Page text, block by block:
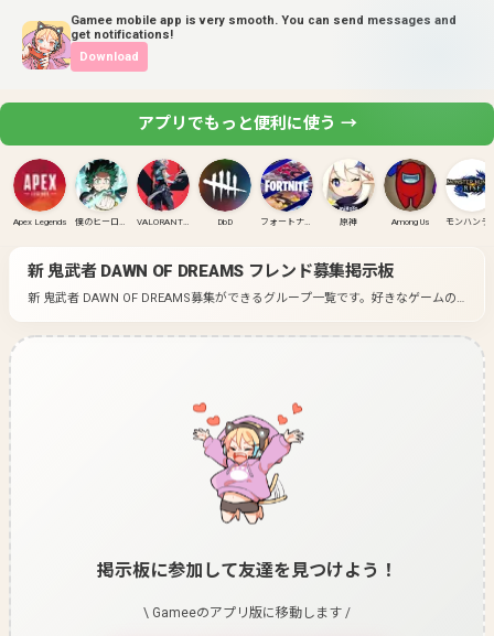
Gamee mobile app is very smooth. You can send messages and
get notifications!
Download
アプリでもっと便利に使う →
Apex Legends 僕のヒーローアカデミア ULTRA RUMBLE VALORANT(PC) DbD フォートナイト 原神 Among Us
新 鬼武者 DAWN OF DREAMS フレンド募集掲示板
新 鬼武者 DAWN OF DREAMS募集ができるグループ一覧です。 好きなゲームの
掲示板に参加して友達を見つけよう！
\ Gameeのアプリ版に移動します /